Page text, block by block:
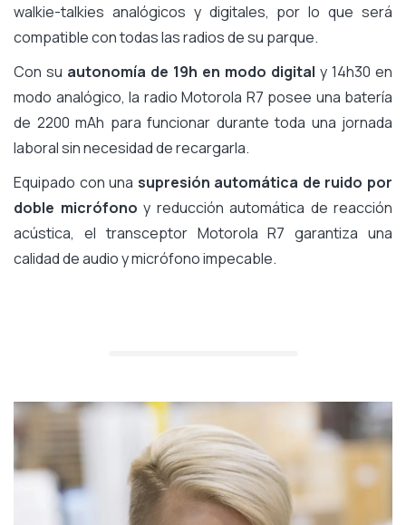
walkie-talkies analógicos y digitales, por lo que será
compatible con todas las radios de su parque.
Con su autonomía de 19h en modo digital y 14h30 en
modo analógico, la radio Motorola R7 posee una batería
de 2200 mAh para funcionar durante toda una jornada
laboral sin necesidad de recargarla.
Equipado con una supresión automática de ruido por
doble micrófono y reducción automática de reacción
acústica, el transceptor Motorola R7 garantiza una
calidad de audio y micrófono impecable.